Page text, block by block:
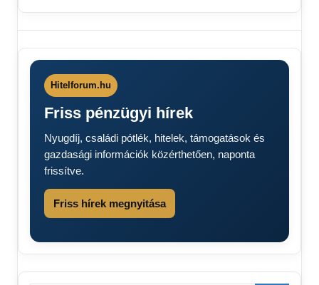
2025
kormányHitelforum.hu
Friss pénzügyi hírek
Nyugdíj, családi pótlék, hitelek, támogatások és
gazdasági információk közérthetően, naponta
frissítve.
Friss hírek megnyitása